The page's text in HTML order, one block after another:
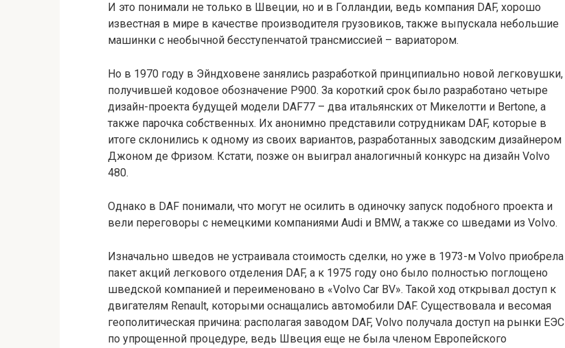
И это понимали не только в Швеции, но и в Голландии, ведь компания DAF, хорошо
известная в мире в качестве производителя грузовиков, также выпускала небольшие
машинки с необычной бесступенчатой трансмиссией – вариатором.
Но в 1970 году в Эйндховене занялись разработкой принципиально новой легковушки,
получившей кодовое обозначение P900. За короткий срок было разработано четыре
дизайн-проекта будущей модели DAF77 – два итальянских от Микелотти и Bertone, а
также парочка собственных. Их анонимно представили сотрудникам DAF, которые в
итоге склонились к одному из своих вариантов, разработанных заводским дизайнером
Джоном де Фризом. Кстати, позже он выиграл аналогичный конкурс на дизайн Volvo
480.
Однако в DAF понимали, что могут не осилить в одиночку запуск подобного проекта и
вели переговоры с немецкими компаниями Audi и BMW, а также со шведами из Volvo.
Изначально шведов не устраивала стоимость сделки, но уже в 1973-м Volvo приобрела
пакет акций легкового отделения DAF, а к 1975 году оно было полностью поглощено
шведской компанией и переименовано в «Volvo Car BV». Такой ход открывал доступ к
двигателям Renault, которыми оснащались автомобили DAF. Существовала и весомая
геополитическая причина: располагая заводом DAF, Volvo получала доступ на рынки ЕЭС
по упрощенной процедуре, ведь Швеция еще не была членом Европейского